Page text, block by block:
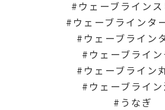
ウェーブライン
ウェーブラインタ
ウェーブライン
ウェーブライン
ウェーブライン
ウェーブライ
うなぎ